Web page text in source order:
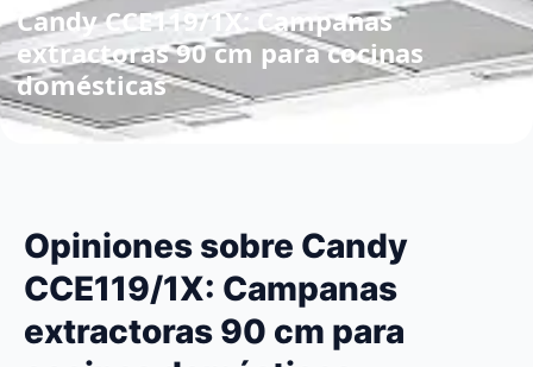
Candy CCE119/1X: Campanas
extractoras 90 cm para cocinas
domésticas
Opiniones sobre Candy
CCE119/1X: Campanas
extractoras 90 cm para